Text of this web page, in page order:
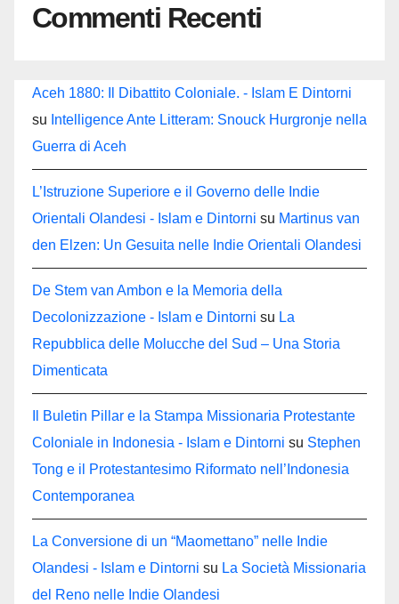
Commenti Recenti
Aceh 1880: Il Dibattito Coloniale. - Islam E Dintorni
su Intelligence Ante Litteram: Snouck Hurgronje nella
Guerra di Aceh
L’Istruzione Superiore e il Governo delle Indie
Orientali Olandesi - Islam e Dintorni su Martinus van
den Elzen: Un Gesuita nelle Indie Orientali Olandesi
De Stem van Ambon e la Memoria della
Decolonizzazione - Islam e Dintorni su La
Repubblica delle Molucche del Sud – Una Storia
Dimenticata
Il Buletin Pillar e la Stampa Missionaria Protestante
Coloniale in Indonesia - Islam e Dintorni su Stephen
Tong e il Protestantesimo Riformato nell’Indonesia
Contemporanea
La Conversione di un “Maomettano” nelle Indie
Olandesi - Islam e Dintorni su La Società Missionaria
del Reno nelle Indie Olandesi